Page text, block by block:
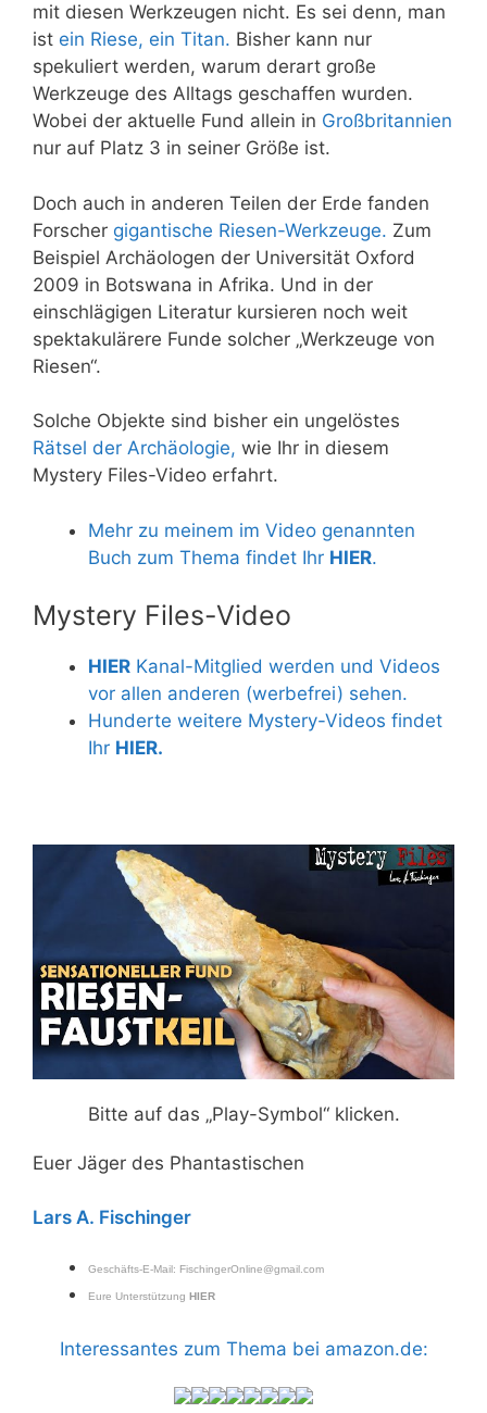
mit diesen Werkzeugen nicht. Es sei denn, man
ist ein Riese, ein Titan. Bisher kann nur
spekuliert werden, warum derart große
Werkzeuge des Alltags geschaffen wurden.
Wobei der aktuelle Fund allein in Großbritannien
nur auf Platz 3 in seiner Größe ist.
Doch auch in anderen Teilen der Erde fanden
Forscher gigantische Riesen-Werkzeuge. Zum
Beispiel Archäologen der Universität Oxford
2009 in Botswana in Afrika. Und in der
einschlägigen Literatur kursieren noch weit
spektakulärere Funde solcher „Werkzeuge von
Riesen“.
Solche Objekte sind bisher ein ungelöstes
Rätsel der Archäologie, wie Ihr in diesem
Mystery Files-Video erfahrt.
Mehr zu meinem im Video genannten
Buch zum Thema findet Ihr HIER.
Mystery Files-Video
HIER Kanal-Mitglied werden und Videos
vor allen anderen (werbefrei) sehen.
Hunderte weitere Mystery-Videos findet
Ihr HIER.
Bitte auf das „Play-Symbol“ klicken.
Euer Jäger des Phantastischen
Lars A. Fischinger
Geschäfts-E-Mail: FischingerOnline@gmail.com
Eure Unterstützung HIER
Interessantes zum Thema bei amazon.de: